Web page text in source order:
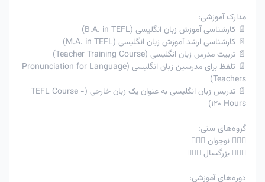
آموز برگشت خواهد شد.
مدارک آموزشی:
📄 کارشناسی آموزش زبان انگلیسی (B.A. in TEFL)
📄 کارشناسی ارشد آموزش زبان انگلیسی (M.A. in TEFL)
📄 تربیت مدرس زبان انگلیسی (Teacher Training Course)
📄 تلفظ برای مدرسین زبان انگلیسی (Pronunciation for Language
Teachers)
📄 تدریس زبان انگلیسی به عنوان یک زبان خارجی (TEFL Course -
120 Hours)
گروه‌های سنی:
🙋🏻‍♂️ نوجوان 🙋🏻‍♀️
🙋🏻‍♂️ بزرگسال 🙋🏻‍♀️
دوره‌های آموزشی: